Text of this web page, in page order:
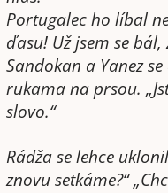
Portugalec ho líbal
ďasu! Už jsem se bál,
Sandokan a Yanez
rukama na prsou.
slovo.“
Rádža se lehce
znovu setkáme?“